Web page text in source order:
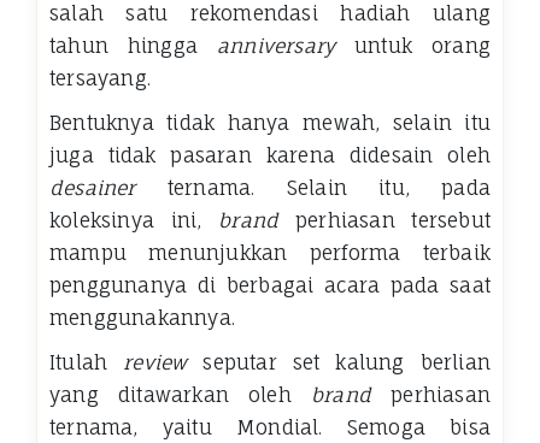
salah satu rekomendasi hadiah ulang
tahun hingga anniversaryuntuk orang
tersayang.
Bentuknya tidak hanya mewah, selain itu
juga tidak pasaran karena didesain oleh
desainer ternama. Selain itu, pada
koleksinya ini, brand perhiasan tersebut
mampu menunjukkan performa terbaik
penggunanya di berbagai acara pada saat
menggunakannya.
Itulah reviewseputar set kalung berlian
yang ditawarkan oleh brandperhiasan
ternama, yaitu Mondial. Semoga bisa